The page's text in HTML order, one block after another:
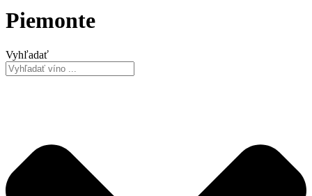
Piemonte
Vyhľadať